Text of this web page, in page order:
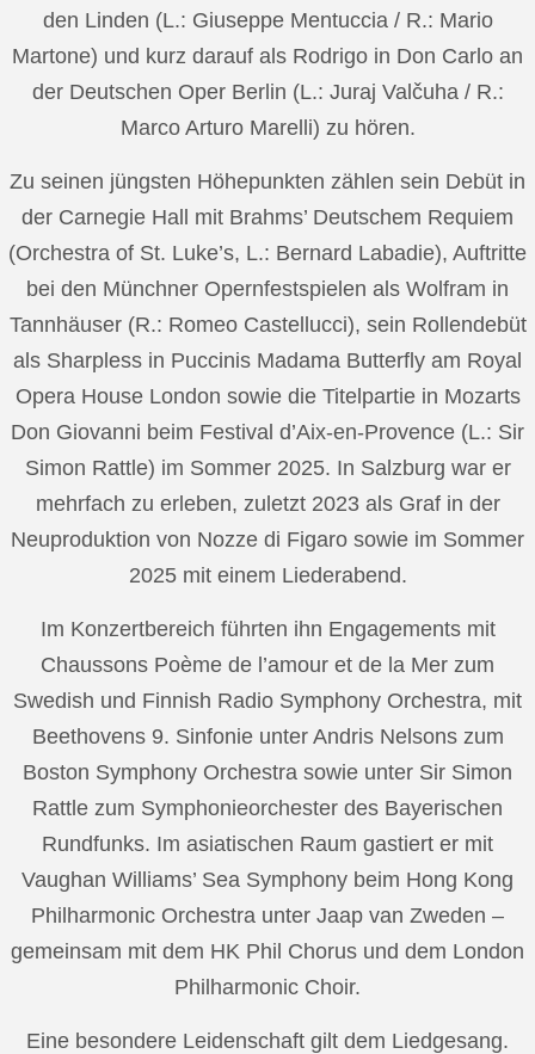
den Linden (L.: Giuseppe Mentuccia / R.: Mario
Martone) und kurz darauf als Rodrigo in Don Carlo an
der Deutschen Oper Berlin (L.: Juraj Valčuha / R.:
Marco Arturo Marelli) zu hören.
Zu seinen jüngsten Höhepunkten zählen sein Debüt in
der Carnegie Hall mit Brahms’ Deutschem Requiem
(Orchestra of St. Luke’s, L.: Bernard Labadie), Auftritte
bei den Münchner Opernfestspielen als Wolfram in
Tannhäuser (R.: Romeo Castellucci), sein Rollendebüt
als Sharpless in Puccinis Madama Butterfly am Royal
Opera House London sowie die Titelpartie in Mozarts
Don Giovanni beim Festival d’Aix-en-Provence (L.: Sir
Simon Rattle) im Sommer 2025. In Salzburg war er
mehrfach zu erleben, zuletzt 2023 als Graf in der
Neuproduktion von Nozze di Figaro sowie im Sommer
2025 mit einem Liederabend.
Im Konzertbereich führten ihn Engagements mit
Chaussons Poème de l’amour et de la Mer zum
Swedish und Finnish Radio Symphony Orchestra, mit
Beethovens 9. Sinfonie unter Andris Nelsons zum
Boston Symphony Orchestra sowie unter Sir Simon
Rattle zum Symphonieorchester des Bayerischen
Rundfunks. Im asiatischen Raum gastiert er mit
Vaughan Williams’ Sea Symphony beim Hong Kong
Philharmonic Orchestra unter Jaap van Zweden –
gemeinsam mit dem HK Phil Chorus und dem London
Philharmonic Choir.
Eine besondere Leidenschaft gilt dem Liedgesang.